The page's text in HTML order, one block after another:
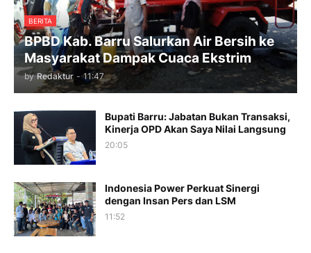
BERITA
BPBD Kab. Barru Salurkan Air Bersih ke
Masyarakat Dampak Cuaca Ekstrim
by Redaktur - 11:47
Bupati Barru: Jabatan Bukan Transaksi,
Kinerja OPD Akan Saya Nilai Langsung
20:05
Indonesia Power Perkuat Sinergi
dengan Insan Pers dan LSM
11:52